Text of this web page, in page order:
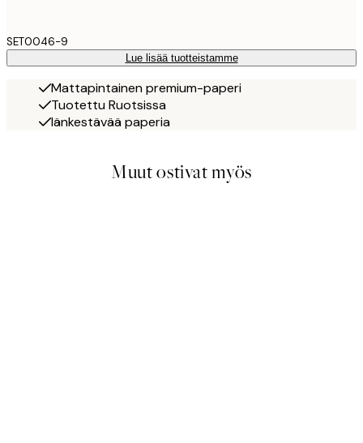
SET0046-9
Lue lisää tuotteistamme
Mattapintainen premium-paperi
Tuotettu Ruotsissa
Iänkestävää paperia
Muut ostivat myös